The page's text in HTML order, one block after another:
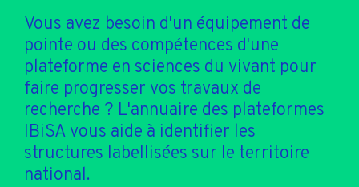
Vous avez besoin d'un équipement de
pointe ou des compétences d'une
plateforme en sciences du vivant pour
faire progresser vos travaux de
recherche ? L'annuaire des plateformes
IBiSA vous aide à identifier les
structures labellisées sur le territoire
national.